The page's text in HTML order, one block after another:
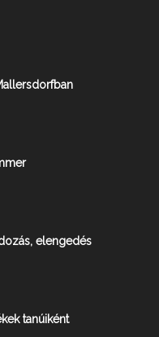
elengedés
tanúiként